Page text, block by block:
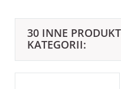
30 INNE
KATEGORII: